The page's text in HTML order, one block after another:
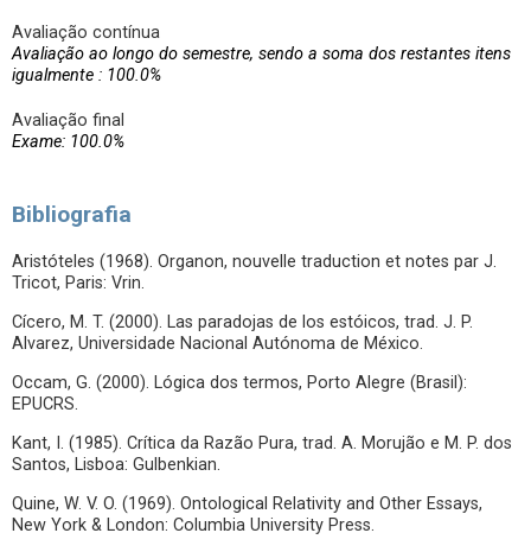
Avaliação contínua
Avaliação ao longo do semestre, sendo a soma dos restantes itens
igualmente : 100.0%
Avaliação final
Exame: 100.0%
Bibliografia
Aristóteles (1968). Organon, nouvelle traduction et notes par J.
Tricot, Paris: Vrin.
Cícero, M. T. (2000). Las paradojas de los estóicos, trad. J. P.
Alvarez, Universidade Nacional Autónoma de México.
Occam, G. (2000). Lógica dos termos, Porto Alegre (Brasil):
EPUCRS.
Kant, I. (1985). Crítica da Razão Pura, trad. A. Morujão e M. P. dos
Santos, Lisboa: Gulbenkian.
Quine, W. V. O. (1969). Ontological Relativity and Other Essays,
New York & London: Columbia University Press.